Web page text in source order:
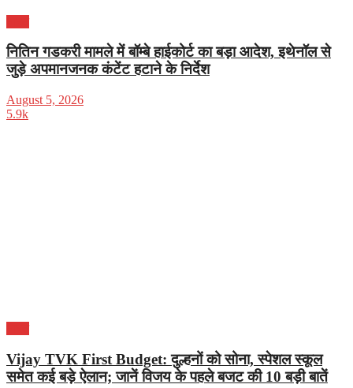
नितिन गडकरी मामले में बॉम्बे हाईकोर्ट का बड़ा आदेश, इथेनॉल से
जुड़े अपमानजनक कंटेंट हटाने के निर्देश
August 5, 2026
5.9k
Vijay TVK First Budget: दुल्हनों को सोना, स्पेशल स्कूल
समेत कई बड़े ऐलान; जानें विजय के पहले बजट की 10 बड़ी बातें